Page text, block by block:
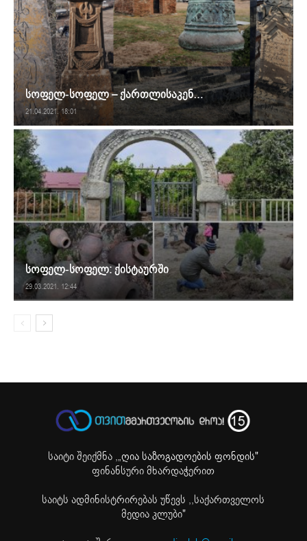
სოფელ-სოფელ – ქართლისაკენ…
21.04.2021. 18:01
სოფელ-სოფელ: ქისტაურში
29.03.2021. 12:44
საიტი შეიქმნა ,„ღია საზოგადოების ფონდის"
ფინანსური მხარდაჭერით
საიტს ადმინისტრირებას უწევს ,,საქართველოს
მედია კლუბი"